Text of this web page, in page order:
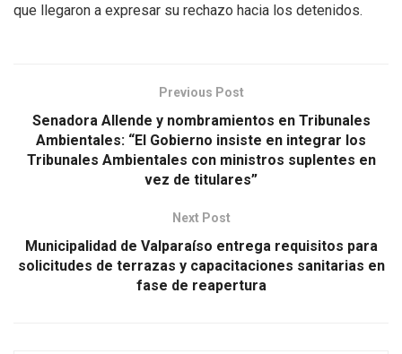
que llegaron a expresar su rechazo hacia los detenidos.
Previous Post
Senadora Allende y nombramientos en Tribunales
Ambientales: “El Gobierno insiste en integrar los
Tribunales Ambientales con ministros suplentes en
vez de titulares”
Next Post
Municipalidad de Valparaíso entrega requisitos para
solicitudes de terrazas y capacitaciones sanitarias en
fase de reapertura